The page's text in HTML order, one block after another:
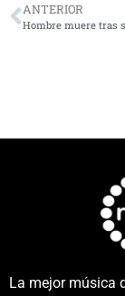
ANTERIOR
La mejor música